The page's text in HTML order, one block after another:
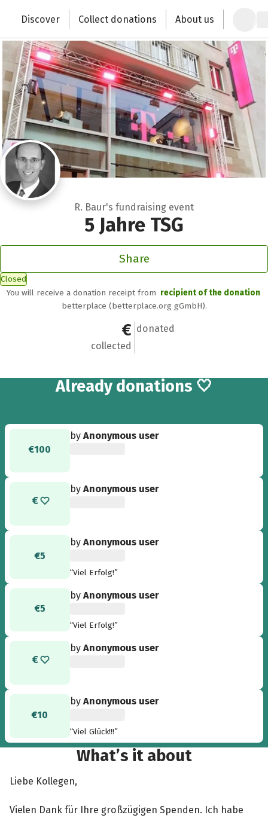
Change the world with your donation
Discover Collect donations About us
R. Baur's fundraising event
5 Jahre TSG
Share
Closed
You will receive a donation receipt from recipient of the donation
betterplace (betterplace.org gGmbH).
€195
collected
11
donated
Already 11
donations 🤍
€100
byAnonymous user
byAnonymous user
€5
byAnonymous user
“Viel Erfolg!”
€5
byAnonymous user
“Viel Erfolg!”
byAnonymous user
€10
byAnonymous user
“Viel Glück!!!”
What’s it about
Liebe Kollegen,
Vielen Dank für Ihre großzügigen Spenden. Ich habe